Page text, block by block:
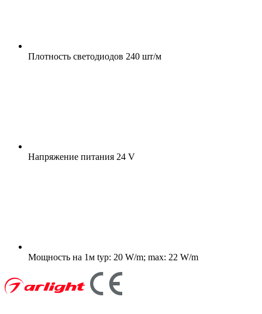
Плотность светодиодов 240 шт/м
Напряжение питания 24 V
Мощность на 1м typ: 20 W/m; max: 22 W/m